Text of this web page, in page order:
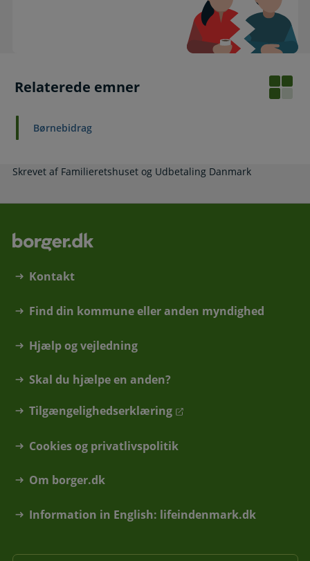
Relaterede emner
Børnebidrag
Skrevet af Familieretshuset og Udbetaling Danmark
Kontakt
Find din kommune eller anden myndighed
Hjælp og vejledning
Skal du hjælpe en anden?
Tilgængelighedserklæring
Cookies og privatlivspolitik
Om borger.dk
Information in English: lifeindenmark.dk